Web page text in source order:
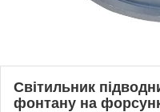
Світильник
фонтану на